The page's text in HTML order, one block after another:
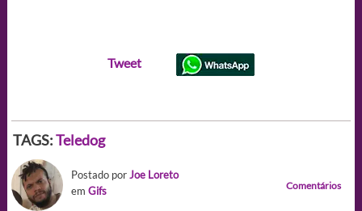
Tweet
TAGS:Teledog
Postado porJoe Loreto
em Gifs Comentários